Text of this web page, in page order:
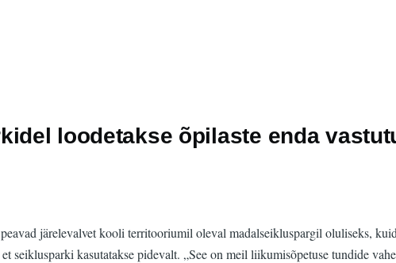
loodetakse õpilaste enda
järelevalvet kooli territooriumil oleval madalseikluspargil oluliseks,
seiklusparki kasutatakse pidevalt. „See on meil liikumisõpetuse tundide